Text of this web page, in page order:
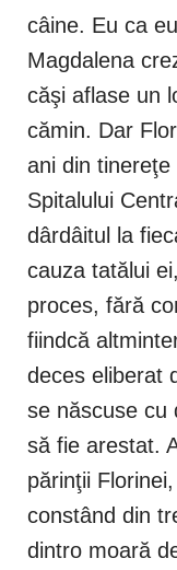
câine. Eu ca
Magdalena
căşi aflase un
cămin. Dar
ani din tinereţe
Spitalului
dârdâitul la
cauza tatălui
proces, fără
fiindcă
deces eliberat
se născuse cu
să fie arestat.
părinţii
constând din
dintro moară